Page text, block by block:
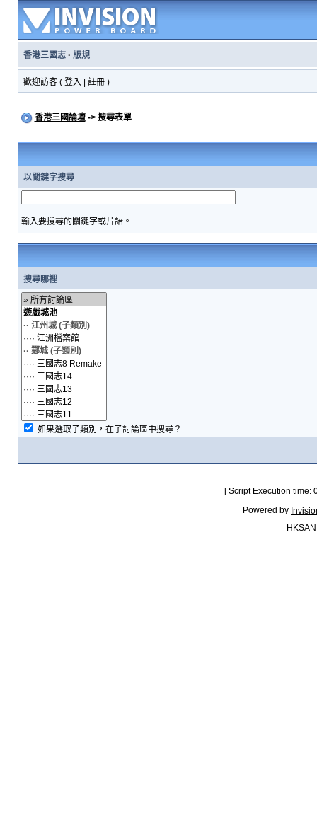
香港三國志· 版規
歡迎訪客 ( 登入 註冊)
香港三國論壇-> 搜尋表單
以關鍵字搜尋
輸入要搜尋的關鍵字或片語。
搜尋哪裡
如果選取子類別，在子討論區中搜尋？
[ Script Execution
Powered by